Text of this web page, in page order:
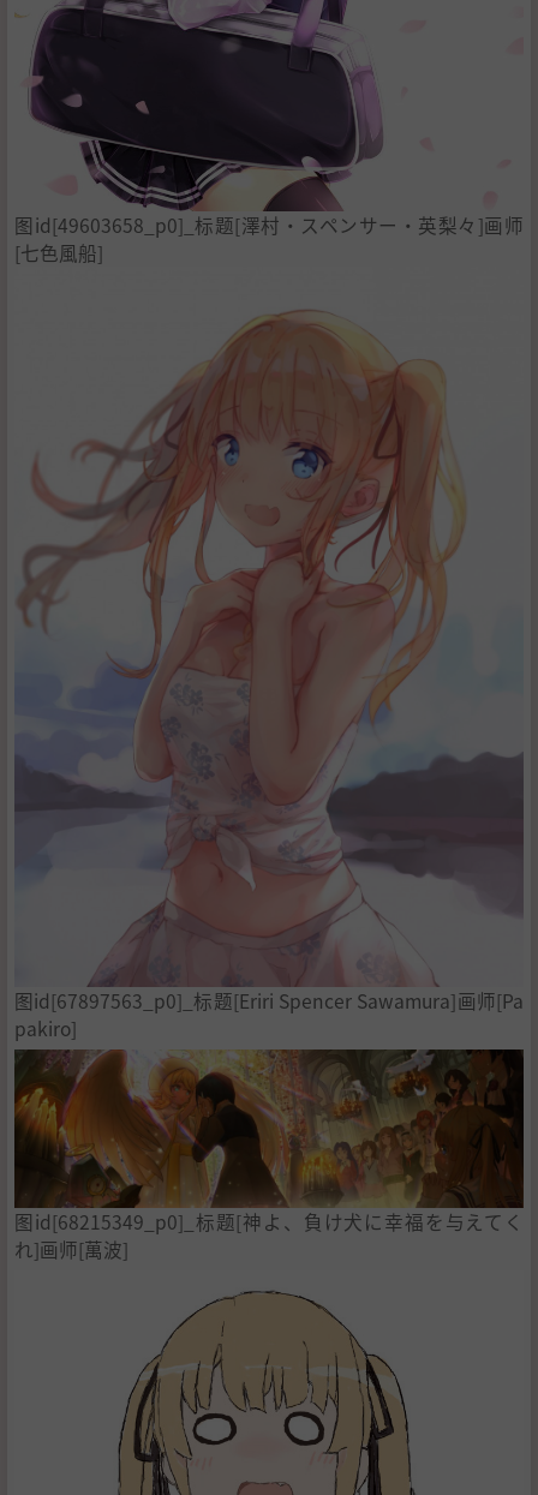
图id[49603658_p0]_标题[澤村・スペンサー・英梨々]画师
[七色風船]
图id[67897563_p0]_标题[Eriri Spencer Sawamura]画师[Pa
pakiro]
图id[68215349_p0]_标题[神よ、負け犬に幸福を与えてく
れ]画师[萬波]